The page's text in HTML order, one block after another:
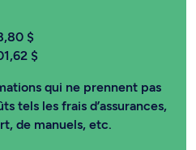
$
$
qui ne prennent pas
tels les frais d’assurances,
de manuels, etc.